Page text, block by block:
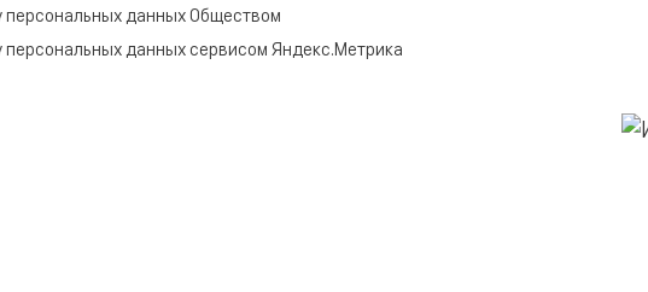
персональных данных Обществом
персональных данных сервисом Яндекс.Метрика